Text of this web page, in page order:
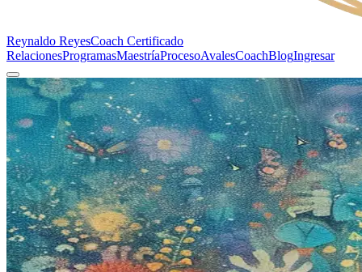
Reynaldo ReyesCoach Certificado
RelacionesProgramasMaestríaProcesoAvalesCoachBlogIngresar